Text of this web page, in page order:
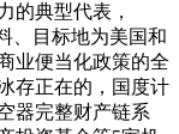
的典型代表，
、目标地为美国和
业便当化政策的全
存正在的，国度计
器完整财产链系